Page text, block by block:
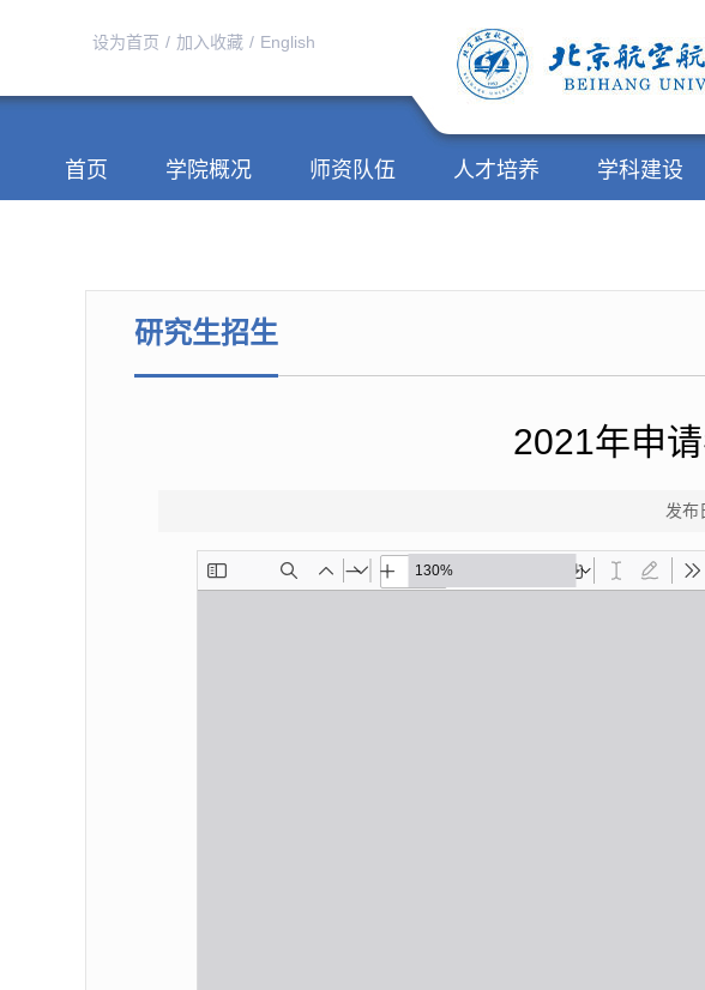
设为首页 / 加入收藏 / English
首页 学院概况 师资队伍 人才培养 学科建设
研究生招生
2021年申
发布